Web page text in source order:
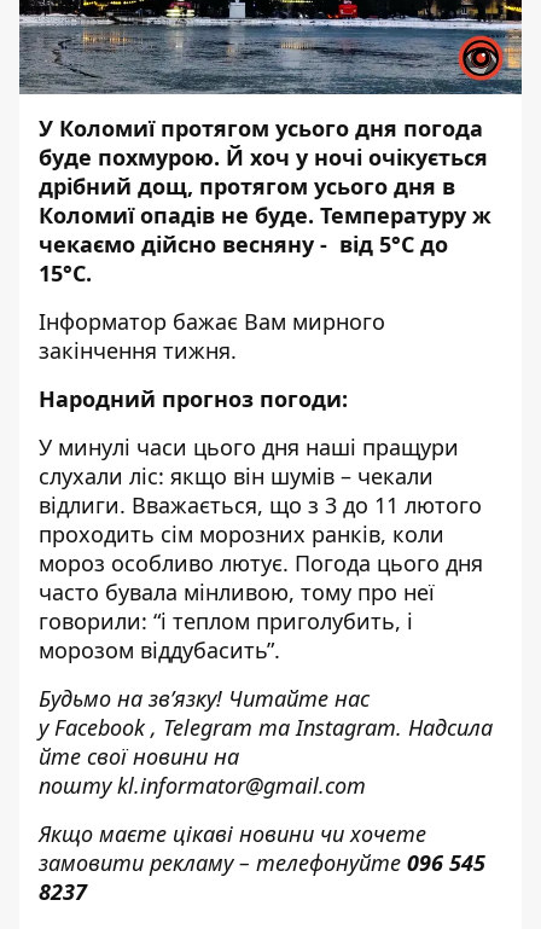
У Коломиї протягом усього дня погода
буде похмурою. Й хоч у ночі очікується
дрібний дощ, протягом усього дня в
Коломиї опадів не буде. Температуру ж
чекаємо дійсно весняну - від 5°С до
15°С.
Інформатор бажає Вам мирного
закінчення тижня.
Народний прогноз погоди:
У минулі часи цього дня наші пращури
слухали ліс: якщо він шумів – чекали
відлиги. Вважається, що з 3 до 11 лютого
проходить сім морозних ранків, коли
мороз особливо лютує. Погода цього дня
часто бувала мінливою, тому про неї
говорили: “і теплом приголубить, і
морозом віддубасить”.
Будьмо на зв’язку! Читайте нас
уFacebook, Telegram таInstagram. Надсила
йте свої новини на
поштуkl.informator@gmail.com
Якщо маєте цікаві новини чи хочете
замовити рекламу – телефонуйте 096 545
8237